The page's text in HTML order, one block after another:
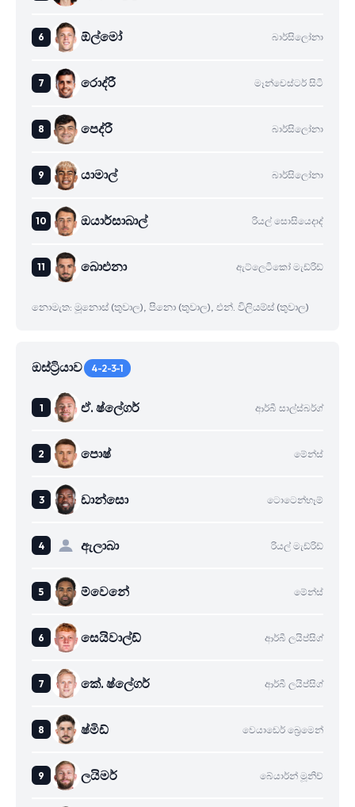
ඕල්මෝ බාර්සිලෝනා
රොද්රී මෑන්චෙස්ටර් සිටි
පෙද්රී බාර්සිලෝනා
යාමාල් බාර්සිලෝනා
ඔයාර්සාබාල් රියල් සොසියෙදාද්
බාෙඑනා ඇට්ලෙටිකෝ මැඩ්රිඩ්
නොමැත: මූනොස් (තුවාල), පිනො (තුවාල), එන්. විලියම්ස් (තුවාල)
ඔස්ට්‍රියාව 4-2-3-1
ඒ. ෂ්ලේගර් ආර්බී සාල්ස්බර්ග්
පොෂ් මේන්ස්
ඩාන්සො ටොටෙන්හෑම්
ඇලාබා රියල් මැඩ්රිඩ්
ම්වෙනේ මේන්ස්
සෙයිවාල්ඩ් ආර්බී ලයිප්සිග්
කේ. ෂ්ලේගර් ආර්බී ලයිප්සිග්
ෂ්මිඩ් වෙයාඩෙර් බ්‍රෙමෙන්
ලයිමර් බේයාර්න් මූනිච්